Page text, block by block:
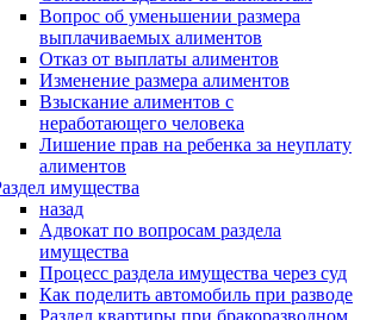
Вопрос об уменьшении размера
выплачиваемых алиментов
Отказ от выплаты алиментов
Изменение размера алиментов
Взыскание алиментов с
неработающего человека
Лишение прав на ребенка за неуплату
алиментов
имущества
назад
Адвокат по вопросам раздела
имущества
Процесс раздела имущества через суд
Как поделить автомобиль при разводе
Раздел квартиры при бракоразводном